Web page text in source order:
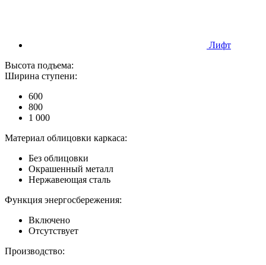
Лифт
Высота подъема:
Ширина ступени:
600
800
1 000
Материал облицовки каркаса:
Без облицовки
Окрашенный металл
Нержавеющая сталь
Функция энергосбережения:
Включено
Отсутствует
Производство: